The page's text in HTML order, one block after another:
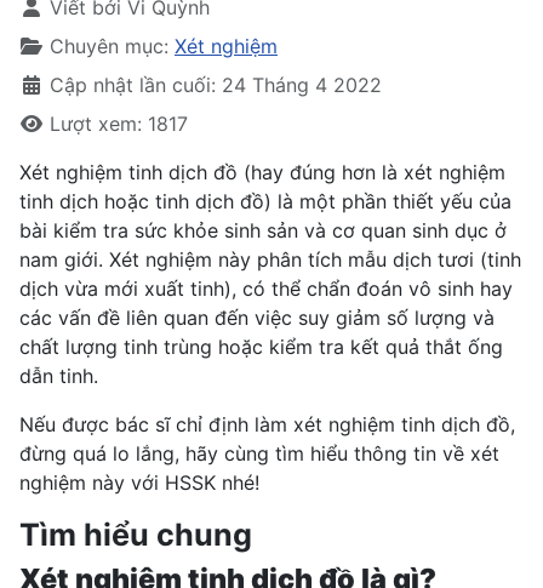
Viết bởi Vi Quỳnh
Chuyên mục: Xét nghiệm
Cập nhật lần cuối: 24 Tháng 4 2022
Lượt xem: 1817
Xét nghiệm tinh dịch đồ (hay đúng hơn là xét nghiệm
tinh dịch hoặc tinh dịch đồ) là một phần thiết yếu của
bài kiểm tra sức khỏe sinh sản và cơ quan sinh dục ở
nam giới. Xét nghiệm này phân tích mẫu dịch tươi (tinh
dịch vừa mới xuất tinh), có thể chẩn đoán vô sinh hay
các vấn đề liên quan đến việc suy giảm số lượng và
chất lượng tinh trùng hoặc kiểm tra kết quả thắt ống
dẫn tinh.
Nếu được bác sĩ chỉ định làm xét nghiệm tinh dịch đồ,
đừng quá lo lắng, hãy cùng tìm hiểu thông tin về xét
nghiệm này với HSSK nhé!
Tìm hiểu chung
Xét nghiệm tinh dịch đồ là gì?